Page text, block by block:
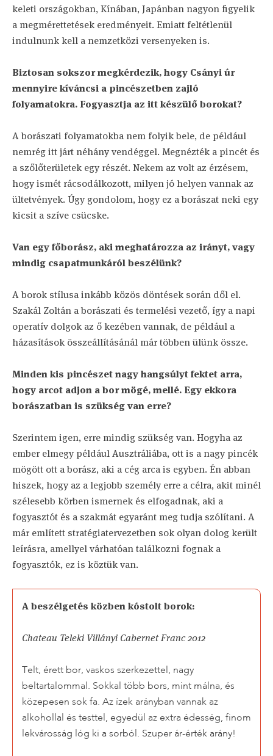
keleti országokban, Kínában, Japánban nagyon figyelik
a megmérettetések eredményeit. Emiatt feltétlenül
indulnunk kell a nemzetközi versenyeken is.
Biztosan sokszor megkérdezik, hogy Csányi úr
mennyire kíváncsi a pincészetben zajló
folyamatokra. Fogyasztja az itt készülő borokat?
A borászati folyamatokba nem folyik bele, de például
nemrég itt járt néhány vendéggel. Megnézték a pincét és
a szőlőterületek egy részét. Nekem az volt az érzésem,
hogy ismét rácsodálkozott, milyen jó helyen vannak az
ültetvények. Úgy gondolom, hogy ez a borászat neki egy
kicsit a szíve csücske.
Van egy főborász, aki meghatározza az irányt, vagy
mindig csapatmunkáról beszélünk?
A borok stílusa inkább közös döntések során dől el.
Szakál Zoltán a borászati és termelési vezető, így a napi
operatív dolgok az ő kezében vannak, de például a
házasítások összeállításánál már többen ülünk össze.
Minden kis pincészet nagy hangsúlyt fektet arra,
hogy arcot adjon a bor mögé, mellé. Egy ekkora
borászatban is szükség van erre?
Szerintem igen, erre mindig szükség van. Hogyha az
ember elmegy például Ausztráliába, ott is a nagy pincék
mögött ott a borász, aki a cég arca is egyben. Én abban
hiszek, hogy az a legjobb személy erre a célra, akit minél
szélesebb körben ismernek és elfogadnak, aki a
fogyasztót és a szakmát egyaránt meg tudja szólítani. A
már említett stratégiatervezetben sok olyan dolog került
leírásra, amellyel várhatóan találkozni fognak a
fogyasztók, ez is köztük van.
A beszélgetés közben kóstolt borok:
Chateau Teleki Villányi Cabernet Franc 2012
Telt, érett bor, vaskos szerkezettel, nagy
beltartalommal. Sokkal több bors, mint málna, és
közepesen sok fa. Az ízek arányban vannak az
alkohollal és testtel, egyedül az extra édesség, finom
lekvárosság lóg ki a sorból. Szuper ár-érték arány!